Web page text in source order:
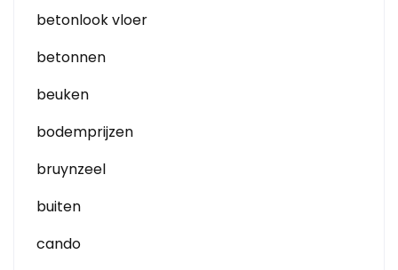
betonlook vloer
betonnen
beuken
bodemprijzen
bruynzeel
buiten
cando